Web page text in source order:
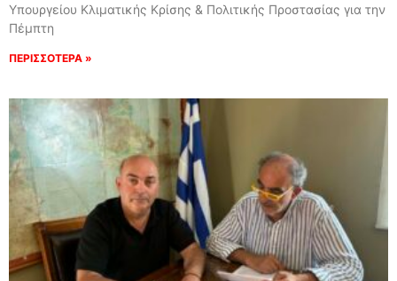
Υπουργείου Κλιματικής Κρίσης & Πολιτικής Προστασίας για την
Πέμπτη
ΠΕΡΙΣΣΟΤΕΡΑ »